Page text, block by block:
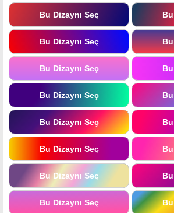
Bu Dizaynı Seç
Bu Dizaynı Seç Bu
Bu Dizaynı Seç
Bu Dizaynı Seç
Bu Dizaynı Seç
Bu Dizaynı Seç
Bu Dizaynı Seç
Bu Dizaynı Seç Bu